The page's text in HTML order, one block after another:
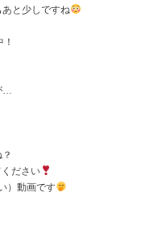
と少しですね
ださい
）動画です